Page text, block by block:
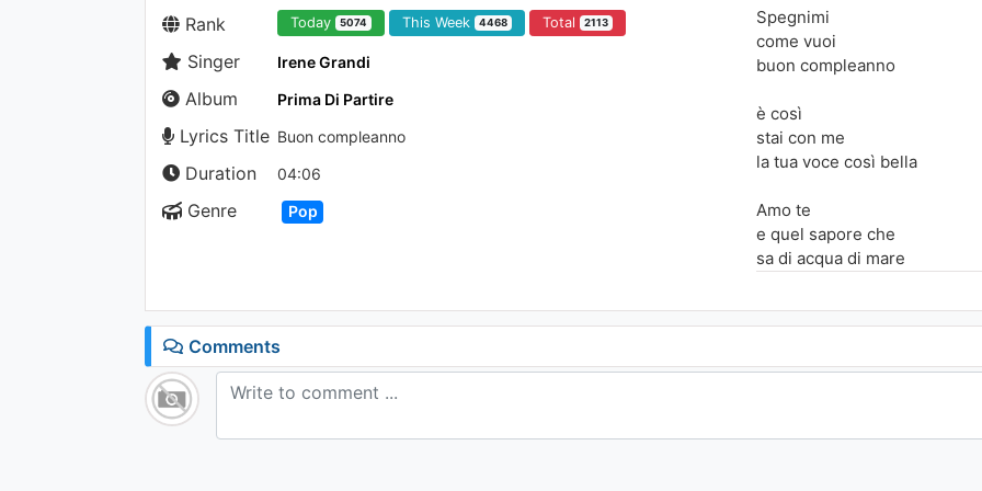
Rank Today 5074 This Week 4468 Total 2113
Singer Irene Grandi
Album Prima Di Partire
Lyrics Title Buon compleanno
Duration 04:06
Genre Pop
Spegnimi
come vuoi
buon compleanno
è così
stai con me
la tua voce così bella
Amo te
e quel sapore che
sa di acqua di mare
Sai perché parlo sempre di
con i miei amici i miei amici i
quasi quasi trattengo il
Comments